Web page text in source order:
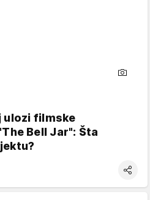
ulozi filmske
Bell Jar": Šta